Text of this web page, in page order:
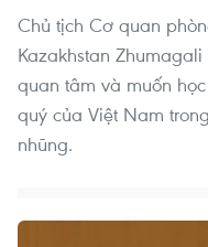
Chủ tịch Cơ quan
Kazakhstan
quan tâm và muốn
quý của Việt Nam
nhũng.